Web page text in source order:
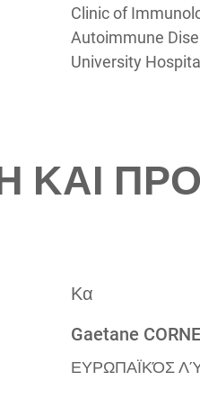
Clinic of
Autoimmune
University
ΚΑΙ
Κα
Gaetane
ΕΥΡΩΠΑΪΚΌΣ